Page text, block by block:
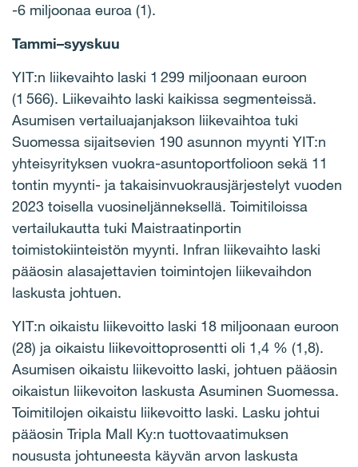
-6 miljoonaa euroa (1).
Tammi–syyskuu
YIT:n liikevaihto laski 1 299 miljoonaan euroon
(1 566). Liikevaihto laski kaikissa segmenteissä.
Asumisen vertailuajanjakson liikevaihtoa tuki
Suomessa sijaitsevien 190 asunnon myynti YIT:n
yhteisyrityksen vuokra-asuntoportfolioon sekä 11
tontin myynti- ja takaisinvuokrausjärjestelyt vuoden
2023 toisella vuosineljänneksellä. Toimitiloissa
vertailukautta tuki Maistraatinportin
toimistokiinteistön myynti. Infran liikevaihto laski
pääosin alasajettavien toimintojen liikevaihdon
laskusta johtuen.
YIT:n oikaistu liikevoitto laski 18 miljoonaan euroon
(28) ja oikaistu liikevoittoprosentti oli 1,4 % (1,8).
Asumisen oikaistu liikevoitto laski, johtuen pääosin
oikaistun liikevoiton laskusta Asuminen Suomessa.
Toimitilojen oikaistu liikevoitto laski. Lasku johtui
pääosin Tripla Mall Ky:n tuottovaatimuksen
noususta johtuneesta käyvän arvon laskusta